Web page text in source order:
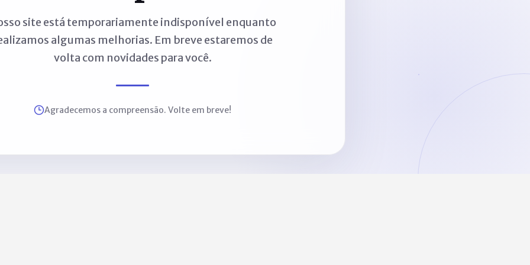
site está temporariamente indisponível enquanto
algumas melhorias. Em breve estaremos de
volta com novidades para você.
Agradecemos a compreensão. Volte em breve!